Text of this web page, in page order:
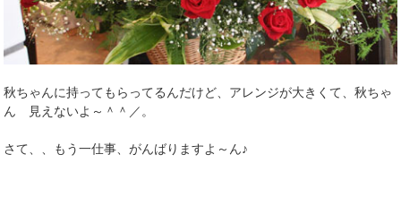
秋ちゃんに持ってもらってるんだけど、アレンジが大きくて、秋ちゃ
ん 見えないよ～＾＾／。
さて、、もう一仕事、がんばりますよ～ん♪